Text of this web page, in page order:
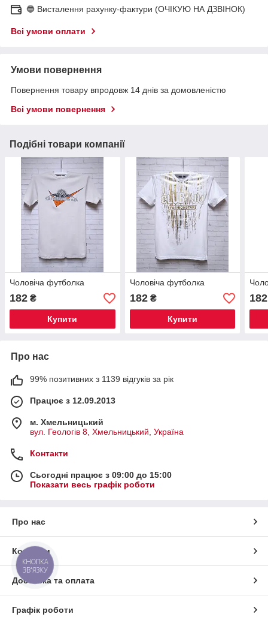
🔵 Висталення рахунку-фактури (ОЧІКУЮ НА ДЗВІНОК)
Всі умови оплати
Умови повернення
Повернення товару впродовж 14 днів за домовленістю
Всі умови повернення
Подібні товари компанії
Чоловіча футболка
182 ₴
Купити
Чоловіча футболка
182₴
Купити
182
Про нас
99% позитивних з 1139 відгуків за рік
Працює з 12.09.2013
м. Хмельницький
вул. Геологів 8, Хмельницький, Україна
Контакти
Сьогодні працює з 09:00 до 15:00
Показати весь графік роботи
Про нас
Контакти
Доставка та оплата
Графік роботи
КНОПКА
ЗВ'ЯЗКУ